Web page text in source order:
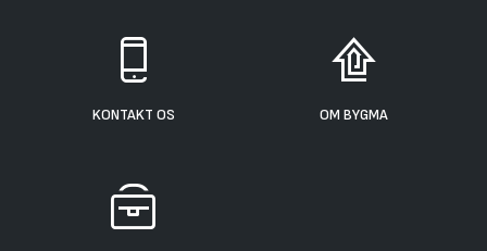
KONTAKT OS OM BYGMA